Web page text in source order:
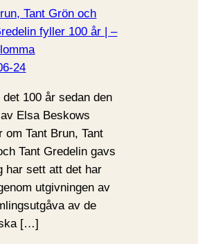
Tant Grön och
fyller 100 år | –
24
100 år sedan den
Elsa Beskows
om Tant Brun, Tant
Tant Gredelin gavs
har sett att det har
utgivningen av
av de
[…]